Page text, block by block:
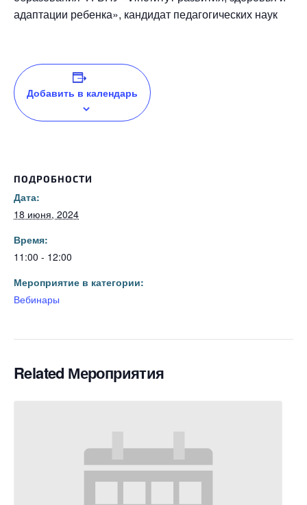
адаптации ребенка», кандидат педагогических наук
Добавить в календарь
ПОДРОБНОСТИ
Дата:
18 июня, 2024
Время:
11:00 - 12:00
Мероприятие в категории:
Вебинары
Related Мероприятия